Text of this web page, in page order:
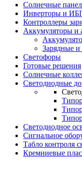
Солнечные
Инверторы и
Контроллеры
Аккумуляторы и
Зарядные и
Светофоры
Готовые решения
Солнечные
Светодиодные
Светодиодное
Сигнальное
Табло контроля
Кремниевые